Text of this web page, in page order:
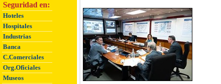
Seguridad en:
Hoteles
Hospitales
Industrias
Banca
C.Comerciales
Org.Oficiales
Museos